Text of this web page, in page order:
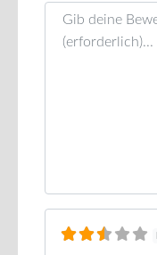
Rezensionstext